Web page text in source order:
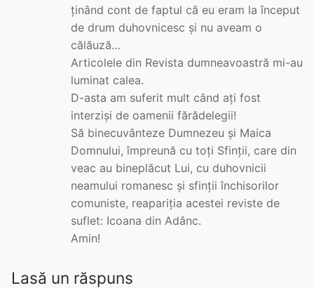
ținând cont de faptul că eu eram la început
de drum duhovnicesc și nu aveam o
călăuză…
Articolele din Revista dumneavoastră mi-au
luminat calea.
D-asta am suferit mult când ați fost
interziși de oamenii fărădelegii!
Să binecuvânteze Dumnezeu și Maica
Domnului, împreună cu toți Sfinții, care din
veac au bineplăcut Lui, cu duhovnicii
neamului romanesc și sfinții închisorilor
comuniste, reapariția acestei reviste de
suflet: Icoana din Adânc.
Amin!
Lasă un răspuns